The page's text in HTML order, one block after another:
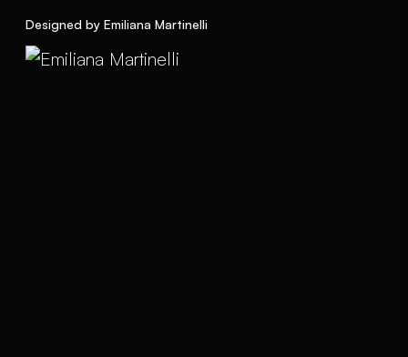
Designed by Emiliana Martinelli